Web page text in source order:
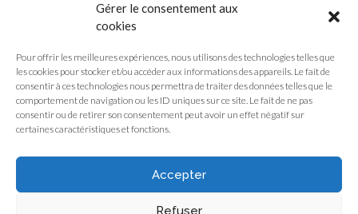
Gérer le consentement aux
cookies
Pour offrir les meilleures expériences, nous utilisons des technologies telles que
les cookies pour stocker et/ou accéder aux informations des appareils. Le fait de
consentir à ces technologies nous permettra de traiter des données telles que le
comportement de navigation ou les ID uniques sur ce site. Le fait de ne pas
consentir ou de retirer son consentement peut avoir un effet négatif sur
certaines caractéristiques et fonctions.
Accepter
Refuser